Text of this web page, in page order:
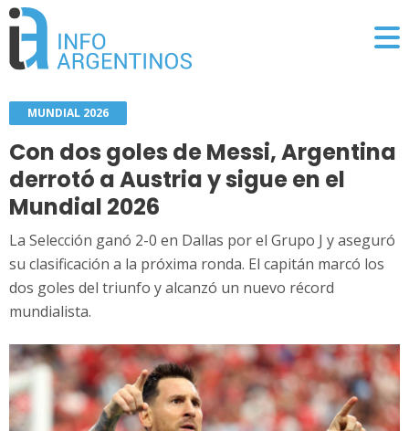
MUNDIAL 2026
Con dos goles de Messi, Argentina
derrotó a Austria y sigue en el
Mundial 2026
La Selección ganó 2-0 en Dallas por el Grupo J y aseguró
su clasificación a la próxima ronda. El capitán marcó los
dos goles del triunfo y alcanzó un nuevo récord
mundialista.